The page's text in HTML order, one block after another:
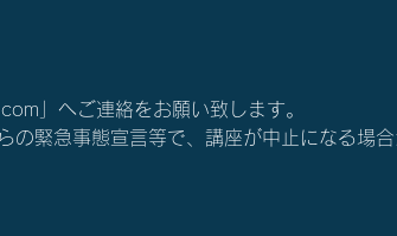
」へご連絡をお願い致します。
の緊急事態宣言等で、講座が中止になる場合